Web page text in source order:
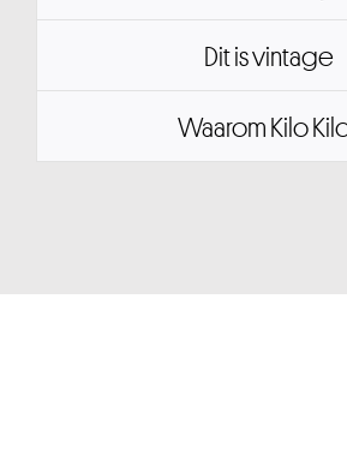
Dit is vintage
Waarom Kilo